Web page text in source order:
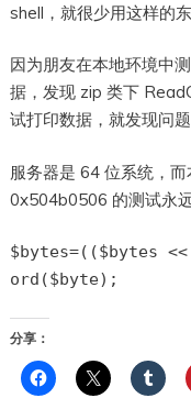
shell，就很少用这样的东
因为朋友在本地环境中
据，发现 zip 类下
试打印数据，就发现问题
服务器是 64 位系统，
0x504b0506 的测试永
$bytes=(($bytes
ord($byte);
分享：